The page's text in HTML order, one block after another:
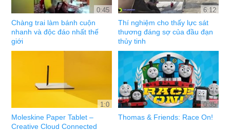
0:45
Chàng trai làm bánh cuộn
nhanh và độc đáo nhất thế
giới
6:12
Thí nghiệm cho thấy lực sát
thương đáng sợ của đầu đạn
thủy tinh
1:0
Moleskine Paper Tablet –
Creative Cloud Connected
0:35
Thomas & Friends: Race On!